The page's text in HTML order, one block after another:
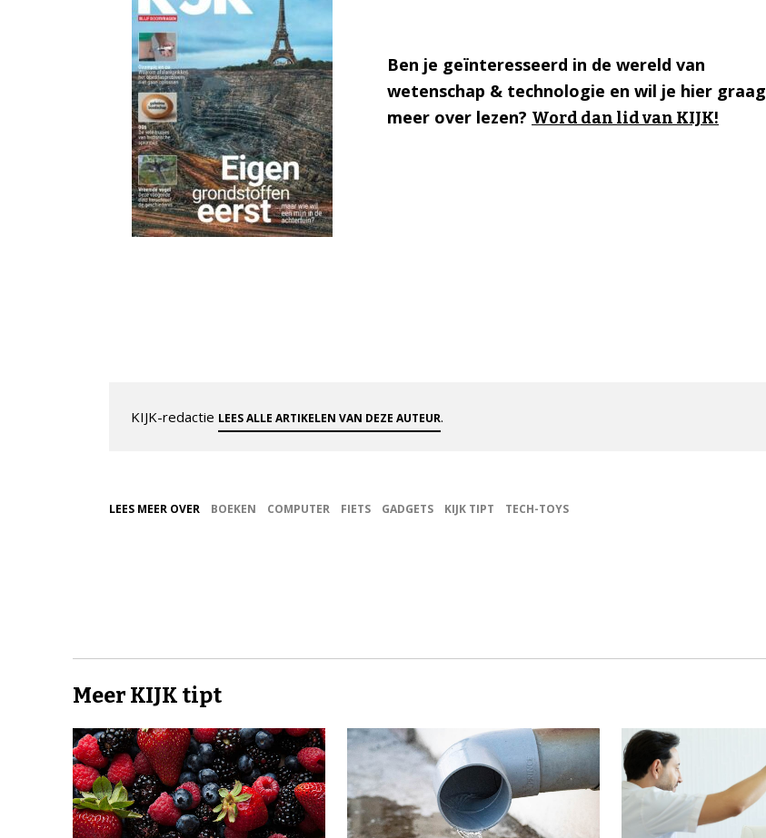
Ben je geïnteresseerd in de wereld van
wetenschap & technologie en wil je hier graag
meer over lezen? Word dan lid van KIJK!
KIJK-redactie LEES ALLE ARTIKELEN VAN DEZE AUTEUR.
LEES MEER OVER BOEKEN COMPUTER FIETS GADGETS KIJK TIPT TECH-TOYS
Meer KIJK tipt